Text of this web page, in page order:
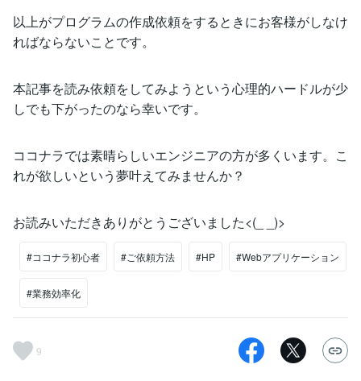
以上がプログラムの作成依頼をするときにお客様がしなけ
ればならないことです。
本記事を読み依頼をしてみようという心理的ハードルが少
しでも下がったのなら幸いです。
ココナラでは素晴らしいエンジニアの方が多くいます。こ
れが欲しいという夢叶えてみませんか？
お読みいただきありがとうございました<(_ _)>
#ココナラ初心者 #ご依頼方法 #HP #Webアプリケーション
#業務効率化
9